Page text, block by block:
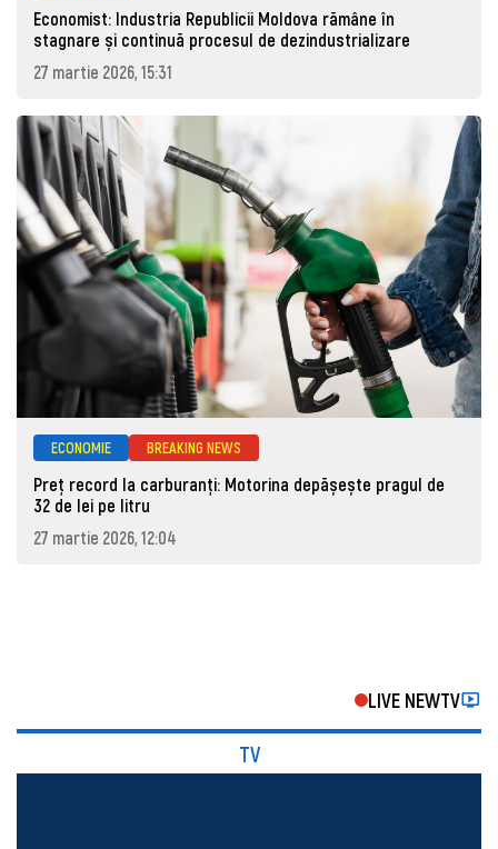
Economist: Industria Republicii Moldova rămâne în
stagnare și continuă procesul de dezindustrializare
27 martie 2026, 15:31
ECONOMIE BREAKING NEWS
Preț record la carburanți: Motorina depășește pragul de
32 de lei pe litru
27 martie 2026, 12:04
LIVE NEWTV
TV